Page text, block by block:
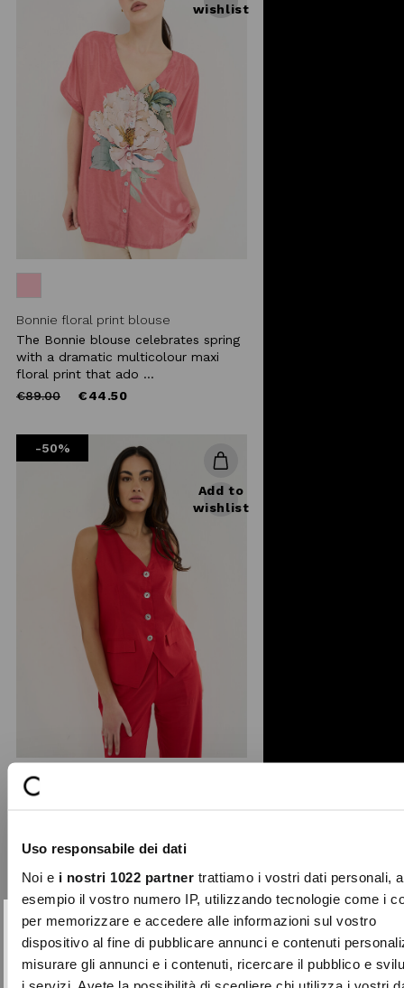
Uso responsabile dei dati
Noi e i nostri 1022 partnertrattiamo i vostri dati personali,
esempio il vostro numero IP, utilizzando tecnologie come i
per memorizzare e accedere alle informazioni sul vostro
dispositivo al fine di pubblicare annunci e contenuti
misurare gli annunci e i contenuti, ricercare il pubblico e
i servizi. Avete la possibilità di scegliere chi utilizza i vostri
wishlist
Bonnie floral print blouse
The Bonnie blouse celebrates spring
with a dramatic multicolour maxi
floral print that ado ...
Price
€89.00to €44.50
-50%
Add to
wishlist
tank top in a linen blend features a
V-neckline and fro ...
reduced
from
€79.00 to €39.50
-70%
Close
SUBSCRIBE TO OUR
NEWSLETTER